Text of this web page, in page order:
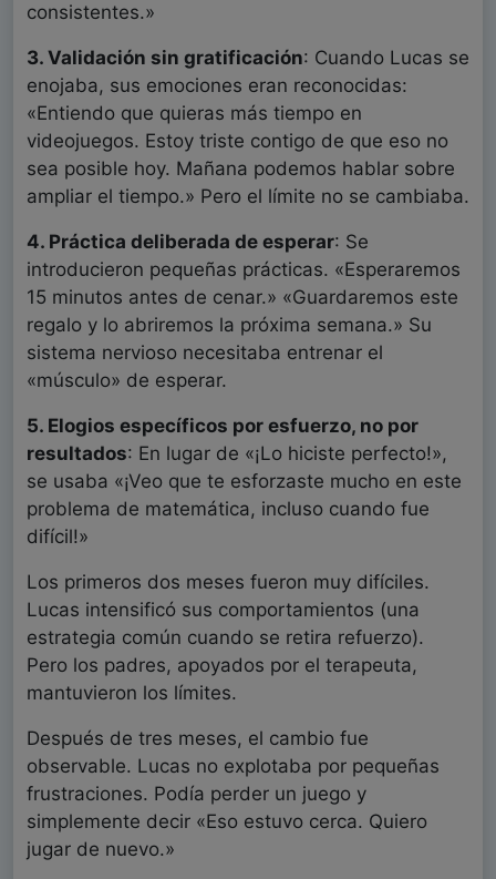
consistentes.»
3. Validación sin gratificación: Cuando Lucas se
enojaba, sus emociones eran reconocidas:
«Entiendo que quieras más tiempo en
videojuegos. Estoy triste contigo de que eso no
sea posible hoy. Mañana podemos hablar sobre
ampliar el tiempo.» Pero el límite no se cambiaba.
4. Práctica deliberada de esperar: Se
introducieron pequeñas prácticas. «Esperaremos
15 minutos antes de cenar.» «Guardaremos este
regalo y lo abriremos la próxima semana.» Su
sistema nervioso necesitaba entrenar el
«músculo» de esperar.
5. Elogios específicos por esfuerzo, no por
resultados: En lugar de «¡Lo hiciste perfecto!»,
se usaba «¡Veo que te esforzaste mucho en este
problema de matemática, incluso cuando fue
difícil!»
Los primeros dos meses fueron muy difíciles.
Lucas intensificó sus comportamientos (una
estrategia común cuando se retira refuerzo).
Pero los padres, apoyados por el terapeuta,
mantuvieron los límites.
Después de tres meses, el cambio fue
observable. Lucas no explotaba por pequeñas
frustraciones. Podía perder un juego y
simplemente decir «Eso estuvo cerca. Quiero
jugar de nuevo.»